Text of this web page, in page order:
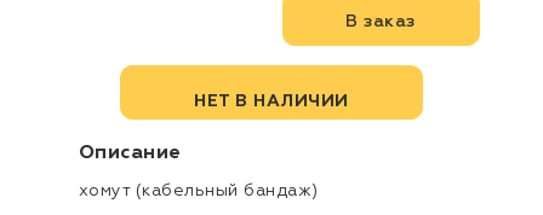
В заказ
НЕТ В НАЛИЧИИ
описание
хомут (кабельный бандаж)